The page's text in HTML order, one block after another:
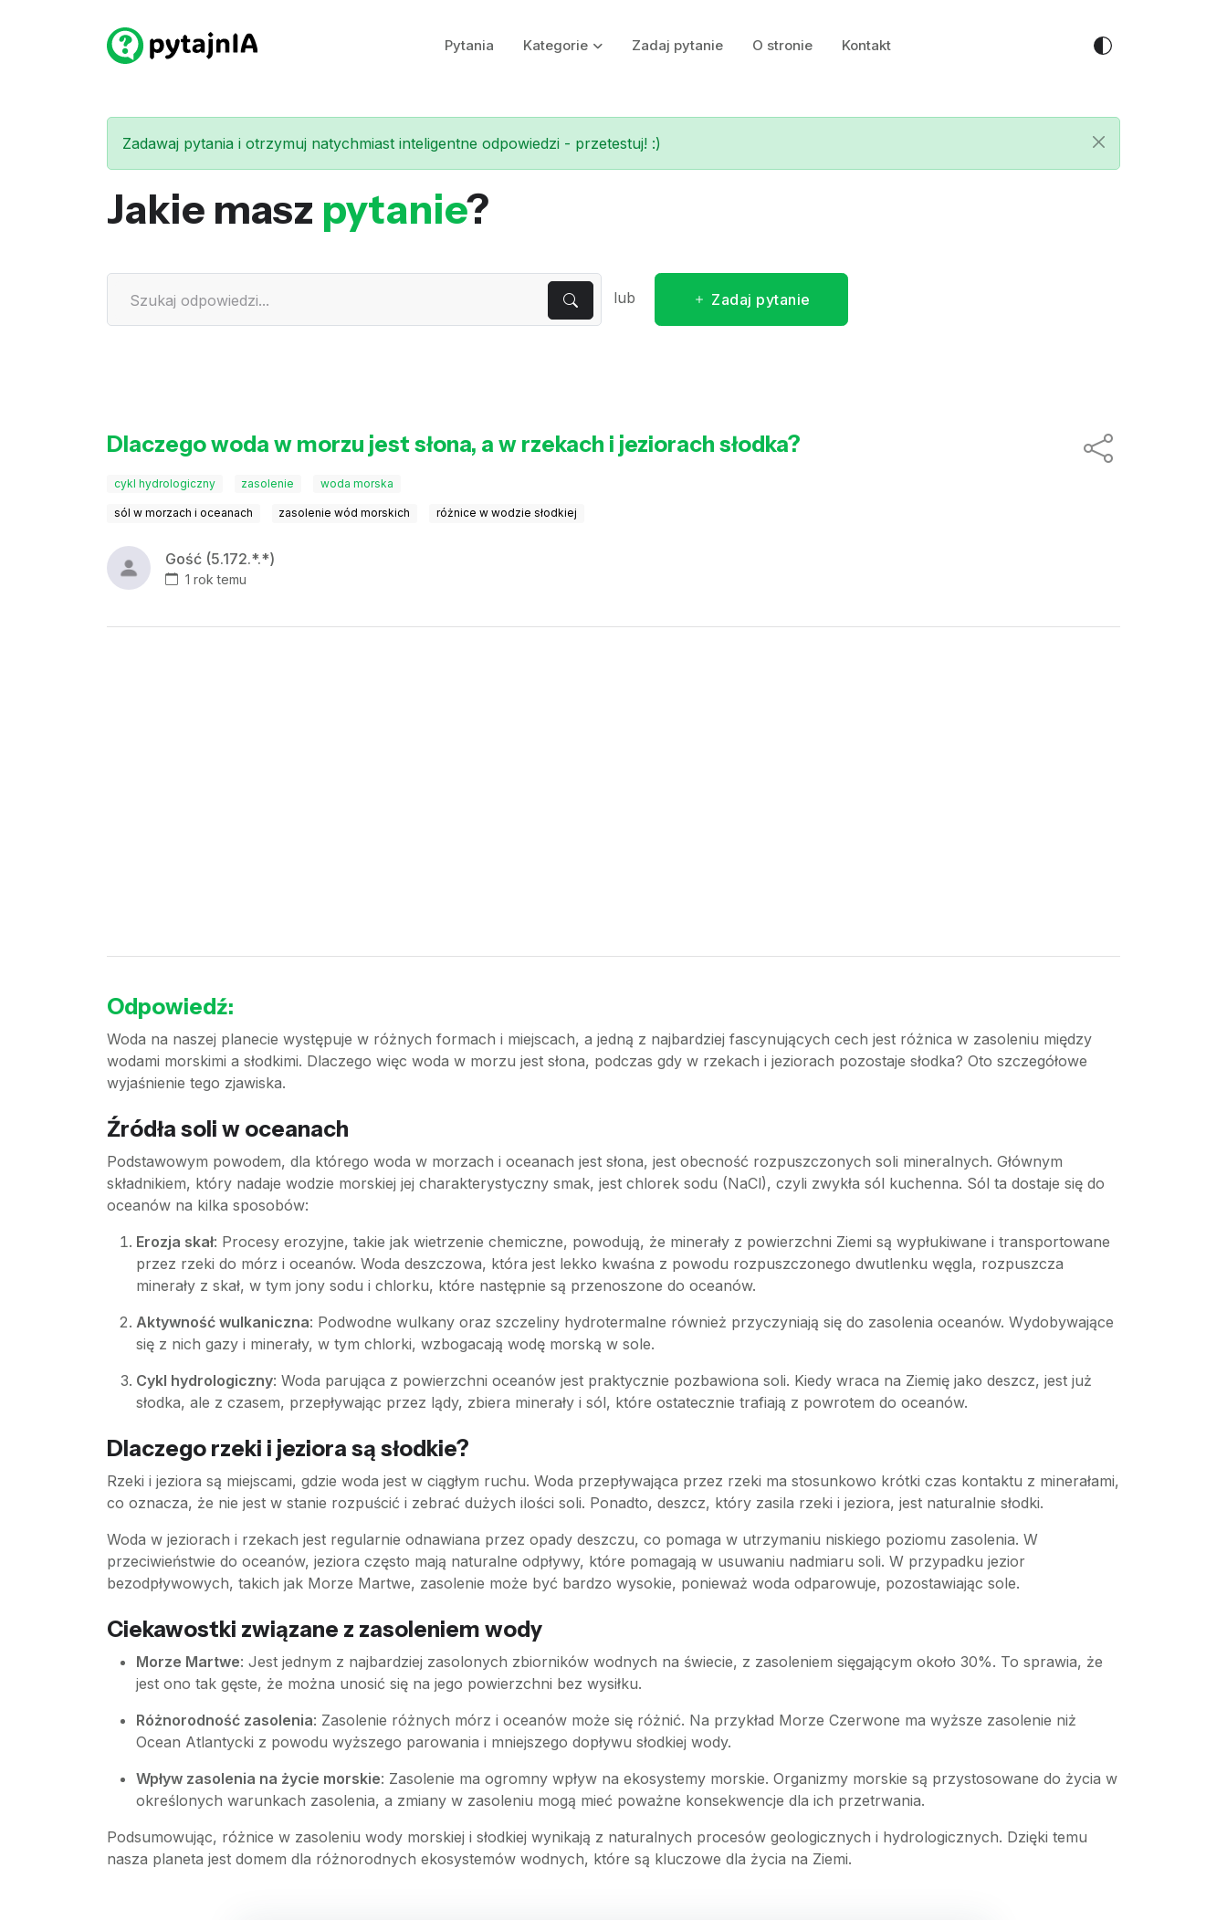
Pytania Kategorie Zadaj pytanie O stronie Kontakt
Zadawaj pytania i otrzymuj natychmiast inteligentne odpowiedzi - przetestuj! :)
Jakie masz pytanie?
lub Zadaj pytanie
Dlaczego woda w morzu jest słona, a w rzekach i jeziorach słodka?
cykl hydrologiczny zasolenie woda morska
sól w morzach i oceanach zasolenie wód morskich różnice w wodzie słodkiej
Gość (5.172.*.*)
1 rok temu
Odpowiedź:
Woda na naszej planecie występuje w różnych formach i miejscach, a jedną z najbardziej fascynujących cech jest różnica w zasoleniu między
wodami morskimi a słodkimi. Dlaczego więc woda w morzu jest słona, podczas gdy w rzekach i jeziorach pozostaje słodka? Oto szczegółowe
wyjaśnienie tego zjawiska.
Źródła soli w oceanach
Podstawowym powodem, dla którego woda w morzach i oceanach jest słona, jest obecność rozpuszczonych soli mineralnych. Głównym
składnikiem, który nadaje wodzie morskiej jej charakterystyczny smak, jest chlorek sodu (NaCl), czyli zwykła sól kuchenna. Sól ta dostaje się do
oceanów na kilka sposobów:
Erozja skał: Procesy erozyjne, takie jak wietrzenie chemiczne, powodują, że minerały z powierzchni Ziemi są wypłukiwane i transportowane
przez rzeki do mórz i oceanów. Woda deszczowa, która jest lekko kwaśna z powodu rozpuszczonego dwutlenku węgla, rozpuszcza
minerały z skał, w tym jony sodu i chlorku, które następnie są przenoszone do oceanów.
Aktywność wulkaniczna: Podwodne wulkany oraz szczeliny hydrotermalne również przyczyniają się do zasolenia oceanów. Wydobywające
się z nich gazy i minerały, w tym chlorki, wzbogacają wodę morską w sole.
Cykl hydrologiczny: Woda parująca z powierzchni oceanów jest praktycznie pozbawiona soli. Kiedy wraca na Ziemię jako deszcz, jest już
słodka, ale z czasem, przepływając przez lądy, zbiera minerały i sól, które ostatecznie trafiają z powrotem do oceanów.
Dlaczego rzeki i jeziora są słodkie?
Rzeki i jeziora są miejscami, gdzie woda jest w ciągłym ruchu. Woda przepływająca przez rzeki ma stosunkowo krótki czas kontaktu z minerałami,
co oznacza, że nie jest w stanie rozpuścić i zebrać dużych ilości soli. Ponadto, deszcz, który zasila rzeki i jeziora, jest naturalnie słodki.
Woda w jeziorach i rzekach jest regularnie odnawiana przez opady deszczu, co pomaga w utrzymaniu niskiego poziomu zasolenia. W
przeciwieństwie do oceanów, jeziora często mają naturalne odpływy, które pomagają w usuwaniu nadmiaru soli. W przypadku jezior
bezodpływowych, takich jak Morze Martwe, zasolenie może być bardzo wysokie, ponieważ woda odparowuje, pozostawiając sole.
Ciekawostki związane z zasoleniem wody
Morze Martwe: Jest jednym z najbardziej zasolonych zbiorników wodnych na świecie, z zasoleniem sięgającym około 30%. To sprawia, że
jest ono tak gęste, że można unosić się na jego powierzchni bez wysiłku.
Różnorodność zasolenia: Zasolenie różnych mórz i oceanów może się różnić. Na przykład Morze Czerwone ma wyższe zasolenie niż
Ocean Atlantycki z powodu wyższego parowania i mniejszego dopływu słodkiej wody.
Wpływ zasolenia na życie morskie: Zasolenie ma ogromny wpływ na ekosystemy morskie. Organizmy morskie są przystosowane do życia w
określonych warunkach zasolenia, a zmiany w zasoleniu mogą mieć poważne konsekwencje dla ich przetrwania.
Podsumowując, różnice w zasoleniu wody morskiej i słodkiej wynikają z naturalnych procesów geologicznych i hydrologicznych. Dzięki temu
nasza planeta jest domem dla różnorodnych ekosystemów wodnych, które są kluczowe dla życia na Ziemi.